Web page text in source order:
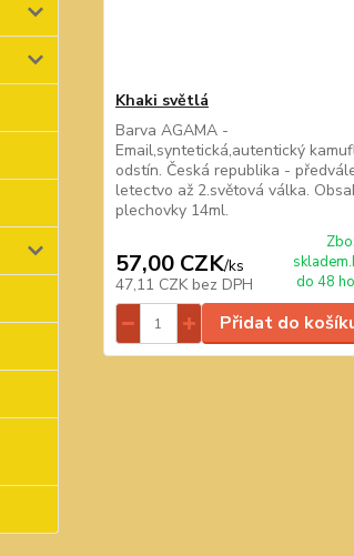
Khaki světlá
Barva AGAMA -
Email,syntetická,autentický
odstín. Česká republika -
letectvo až 2.světová válka.
plechovky 14ml.
57,00 CZK/ks
47,11 CZK bez DPH
do 48
Přidat do